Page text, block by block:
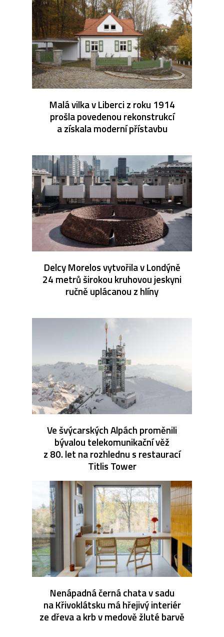
Malá vilka v Liberci z roku 1914
prošla povedenou rekonstrukcí
a získala moderní přístavbu
Delcy Morelos vytvořila v Londýně
24 metrů širokou kruhovou jeskyni
ručně uplácanou z hlíny
Ve švýcarských Alpách proměnili
bývalou telekomunikační věž
z 80. let na rozhlednu s restaurací
Titlis Tower
Nenápadná černá chata v sadu
na Křivoklátsku má hřejivý interiér
ze dřeva a krb v medově žluté barvě